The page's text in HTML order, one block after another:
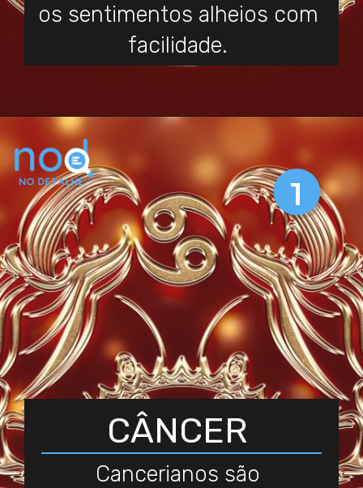
os sentimentos alheios com
facilidade.
Cancerianos são
CÂNCER
1